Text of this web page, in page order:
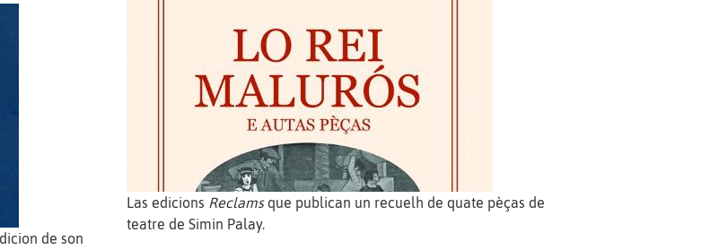
de son
Las edicions Reclamsque publican un recuelh de quate pèças de
teatre de Simin Palay.